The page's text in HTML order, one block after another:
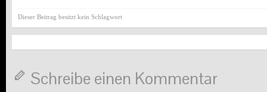
Dieser Beitrag besitzt kein Schlagwort
Schreibe einen Kommentar